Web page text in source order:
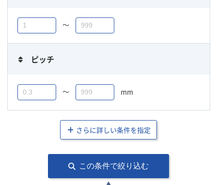
〜
ピッチ
〜 mm
さらに詳しい条件を指定
この条件で絞り込む